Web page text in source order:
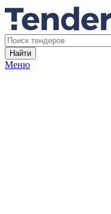
Найти
Меню